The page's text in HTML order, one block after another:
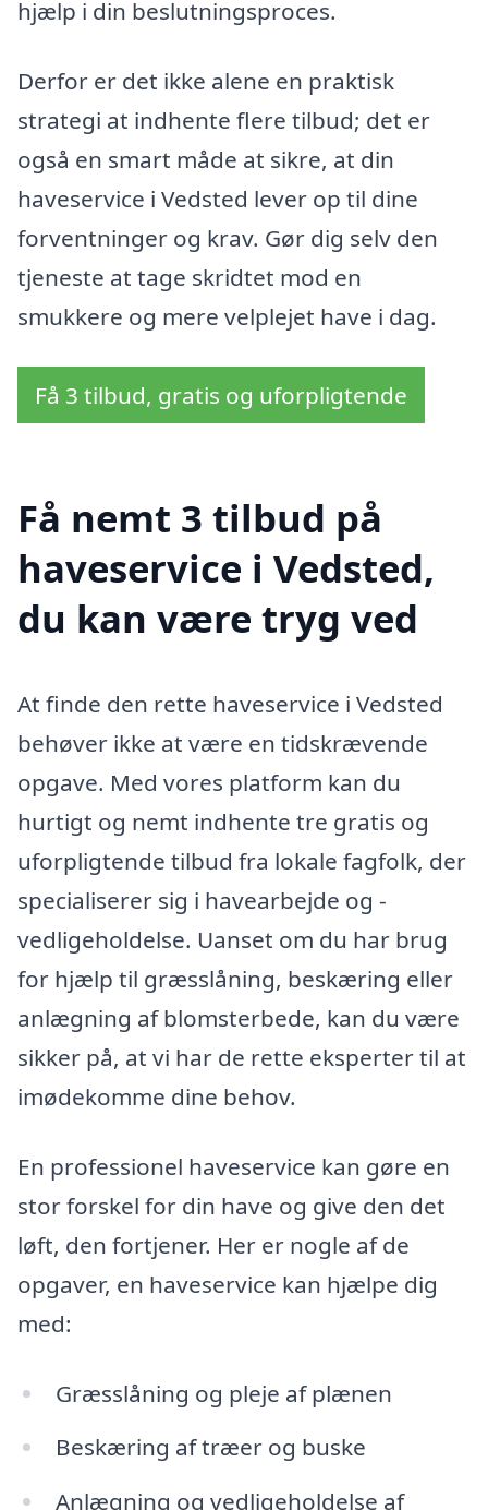
hjælp i din beslutningsproces.
Derfor er det ikke alene en praktisk
strategi at indhente flere tilbud; det er
også en smart måde at sikre, at din
haveservice i Vedsted lever op til dine
forventninger og krav. Gør dig selv den
tjeneste at tage skridtet mod en
smukkere og mere velplejet have i dag.
Få 3 tilbud, gratis og uforpligtende
Få nemt 3 tilbud på
haveservice i Vedsted,
du kan være tryg ved
At finde den rette haveservice i Vedsted
behøver ikke at være en tidskrævende
opgave. Med vores platform kan du
hurtigt og nemt indhente tre gratis og
uforpligtende tilbud fra lokale fagfolk, der
specialiserer sig i havearbejde og -
vedligeholdelse. Uanset om du har brug
for hjælp til græsslåning, beskæring eller
anlægning af blomsterbede, kan du være
sikker på, at vi har de rette eksperter til at
imødekomme dine behov.
En professionel haveservice kan gøre en
stor forskel for din have og give den det
løft, den fortjener. Her er nogle af de
opgaver, en haveservice kan hjælpe dig
med:
Græsslåning og pleje af plænen
Beskæring af træer og buske
Anlægning og vedligeholdelse af